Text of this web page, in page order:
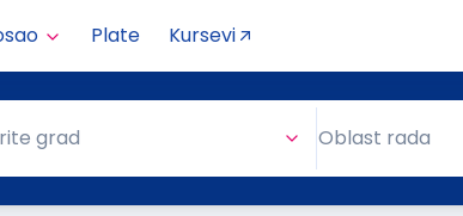
Plate Kursevi
grad Oblast rada